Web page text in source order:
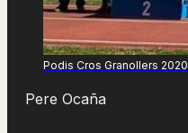
Pere Ocaña
Podis Cros Granollers 2020